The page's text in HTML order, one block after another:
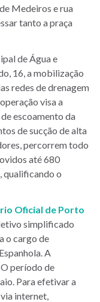
Medeiros e rua
tanto a praça
de Água e
16, a mobilização
redes de drenagem
visa a
escoamento da
de sucção de alta
percorrem todo
até 680
qualificando o
Oficial de Porto
simplificado
o cargo de
A
período de
Para efetivar a
internet,